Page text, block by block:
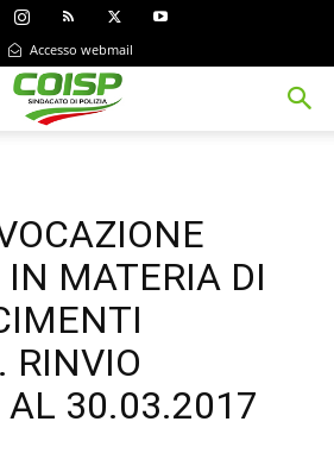
Accesso webmail
IN MATERIA DI
RINVIO
AL 30.03.2017